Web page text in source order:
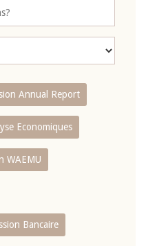
Annual Report
Economiques
WAEMU
Bancaire